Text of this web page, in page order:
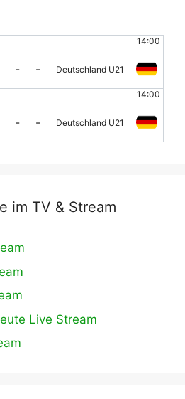
14:00
- - Deutschland U21
14:00
- - Deutschland U21
im TV & Stream
Live Stream